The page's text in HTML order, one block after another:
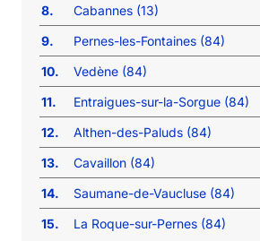
8.
Cabannes (13)
9.
Pernes-les-Fontaines (84)
10.
Vedène (84)
11.
Entraigues-sur-la-Sorgue (84)
12.
Althen-des-Paluds (84)
13.
Cavaillon (84)
14.
Saumane-de-Vaucluse (84)
15.
La Roque-sur-Pernes (84)